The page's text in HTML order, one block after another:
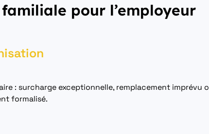
pour l’employeur
: surcharge exceptionnelle, remplacement imprévu
formalisé.